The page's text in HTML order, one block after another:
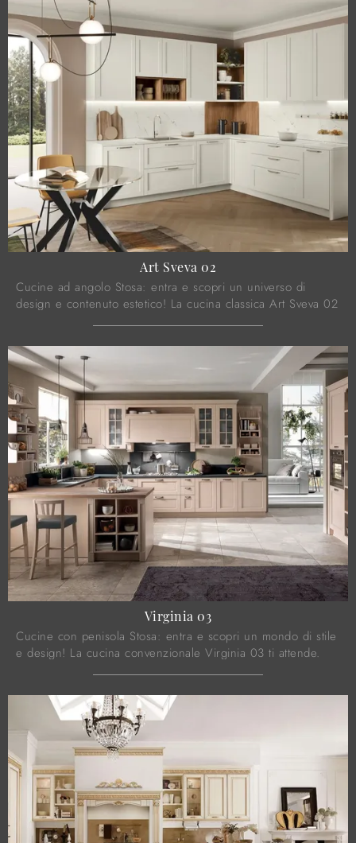
Art Sveva 02
Cucine ad angolo Stosa: entra e scopri un universo di
design e contenuto estetico! La cucina classica Art Sveva 02
Virginia 03
Cucine con penisola Stosa: entra e scopri un mondo di stile
e design! La cucina convenzionale Virginia 03 ti attende.